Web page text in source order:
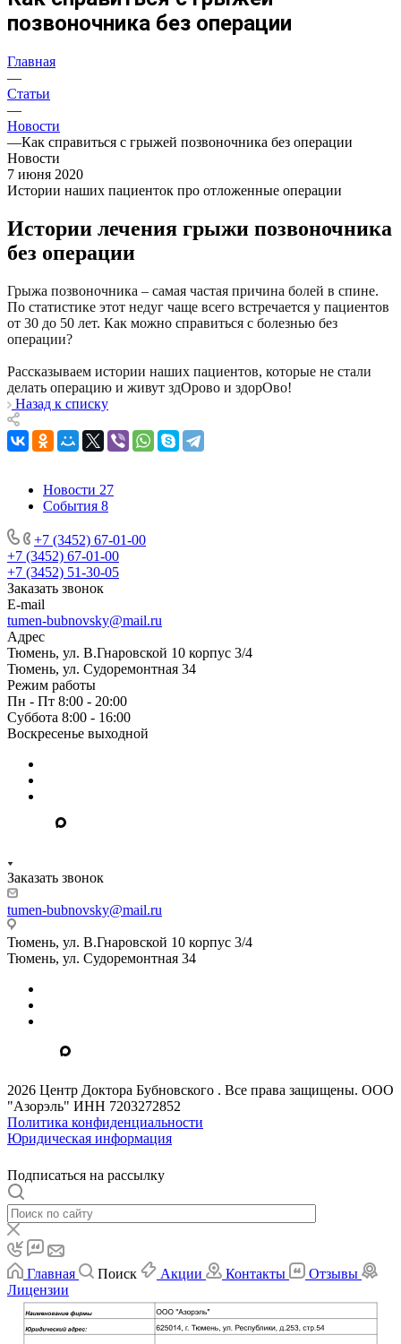
позвоночника без операции
Главная
—
Статьи
—
Новости
—Как справиться с грыжей позвоночника без операции
Новости
7 июня 2020
Истории наших пациенток про отложенные операции
Истории лечения грыжи позвоночника
без операции
Грыжа позвоночника – самая частая причина болей в спине.
По статистике этот недуг чаще всего встречается у пациентов
от 30 до 50 лет. Как можно справиться с болезнью без
операции?
Рассказываем истории наших пациентов, которые не стали
делать операцию и живут здОрово и здорОво!
Назад к списку
Новости 27
События 8
+7 (3452) 67-01-00
+7 (3452) 67-01-00
+7 (3452) 51-30-05
Заказать звонок
E-mail
tumen-bubnovsky@mail.ru
Адрес
Тюмень, ул. В.Гнаровской 10 корпус 3/4
Тюмень, ул. Судоремонтная 34
Режим работы
Пн - Пт 8:00 - 20:00
Суббота 8:00 - 16:00
Воскресенье выходной
Заказать звонок
tumen-bubnovsky@mail.ru
Тюмень, ул. В.Гнаровской 10 корпус 3/4
Тюмень, ул. Судоремонтная 34
2026 Центр Доктора Бубновского . Все права защищены. ООО
"Азорэль" ИНН 7203272852
Политика конфиденциальности
Юридическая информация
Подписаться на рассылку
Главная Поиск Акции Контакты
Отзывы
Лицензии